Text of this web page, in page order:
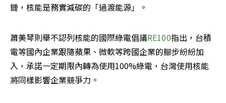
鏈，核能是務實減碳的「過渡能源」。
蕭美琴則舉不認列核能的國際綠電倡議RE100指出，台積
電等國內企業跟隨蘋果、微軟等跨國企業的腳步紛紛加
入，承諾一定期限內轉為使用100%綠電，台灣使用核能
將同樣影響企業競爭力。